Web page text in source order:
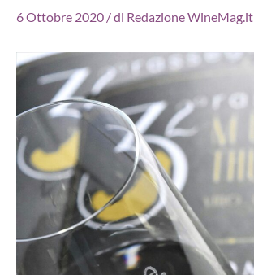
6 Ottobre 2020 / di Redazione WineMag.it